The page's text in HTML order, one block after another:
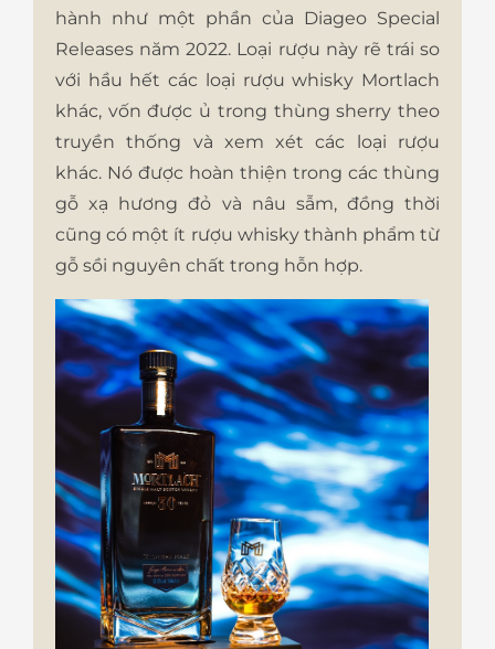
hành như một phần của Diageo Special
Releases năm 2022. Loại rượu này rẽ trái so
với hầu hết các loại rượu whisky Mortlach
khác, vốn được ủ trong thùng sherry theo
truyền thống và xem xét các loại rượu
khác. Nó được hoàn thiện trong các thùng
gỗ xạ hương đỏ và nâu sẫm, đồng thời
cũng có một ít rượu whisky thành phẩm từ
gỗ sồi nguyên chất trong hỗn hợp.